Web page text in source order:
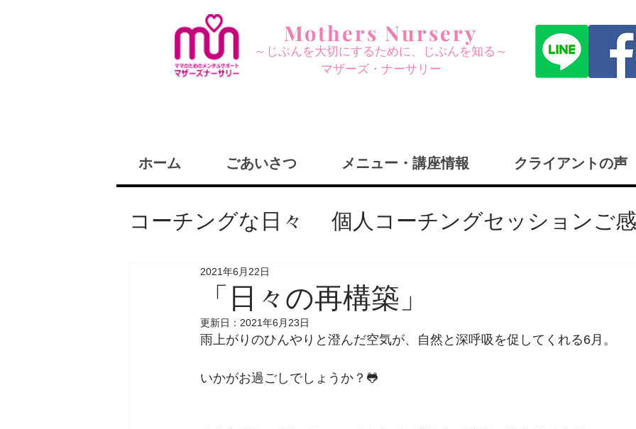
Mothers Nursery
～じぶんを大切にするために、じぶんを知る～
​マザーズ・ナーサリー
ホーム ごあいさつ メニュー・講座情報 クライアントの声
コーチングな日々
個人コーチングセッションご
コーチングって何？
過去の講
お知らせ
コーチのためのオンライントレーニングサロン
「日々の再構築」
2021年6月22日
更新日： 2021年6月23日
雨上がりのひんやりと澄んだ空気が、自然と深呼吸を促してくれる6月。
いかがお過ごしでしょうか？🐸